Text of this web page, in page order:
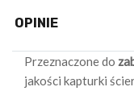
OPINIE
Przeznaczone do
jakości kapturki